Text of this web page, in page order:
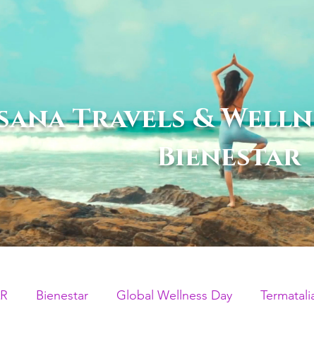
Travels &
Bienestar
Bienestar Global Wellness Day